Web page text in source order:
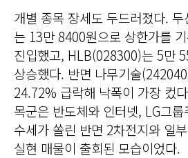
개별 종목 장세도 두드러졌다.
는 13만 8400원으로 상한가를
진입했고, HLB(028300)는 5만
상승했다. 반면 나무기술
24.72% 급락해 낙폭이 가장 컸
목군은 반도체와 인터넷, LG그
수세가 쏠린 반면 2차전지와 일
실현 매물이 출회된 모습이었다.